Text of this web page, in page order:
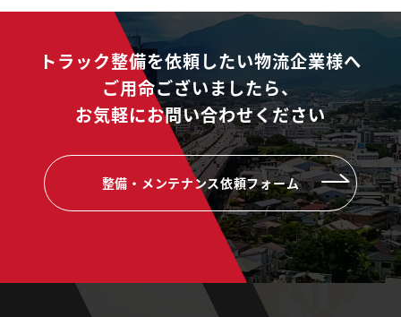
トラック整備を依頼したい物流企業様へ
ご用命ございましたら、
お気軽にお問い合わせください
整備・メンテナンス依頼フォーム